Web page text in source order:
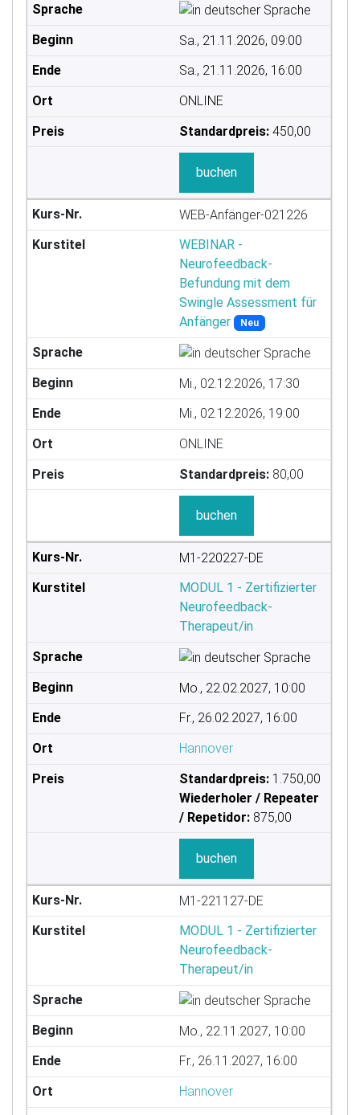
Sa., 21.11.2026, 09:00
Sa., 21.11.2026, 16:00
ONLINE
Standardpreis: 450,00
buchen
WEB-Anfänger-021226
WEBINAR -
Neurofeedback-
Befundung mit dem
Swingle Assessment für
Anfänger
Neu
Mi., 02.12.2026, 17:30
Mi., 02.12.2026, 19:00
ONLINE
Standardpreis: 80,00
buchen
M1-220227-DE
MODUL 1 - Zertifizierter
Neurofeedback-
Therapeut/in
Mo., 22.02.2027, 10:00
Fr., 26.02.2027, 16:00
Hannover
Standardpreis: 1.750,00
Wiederholer / Repeater
/ Repetidor: 875,00
buchen
M1-221127-DE
MODUL 1 - Zertifizierter
Neurofeedback-
Therapeut/in
Mo., 22.11.2027, 10:00
Fr., 26.11.2027, 16:00
Hannover